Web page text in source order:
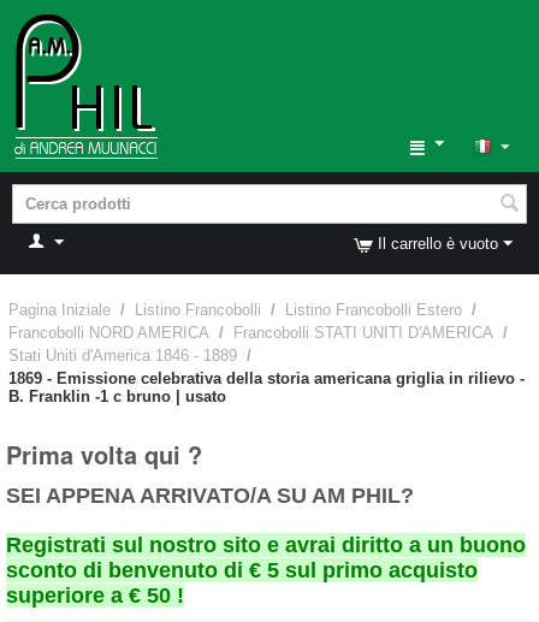
Il carrello è vuoto
Pagina Iniziale / Listino Francobolli / Listino Francobolli Estero /
Francobolli NORD AMERICA / Francobolli STATI UNITI D'AMERICA /
Stati Uniti d'America 1846 - 1889 /
1869 - Emissione celebrativa della storia americana griglia in rilievo -
B. Franklin -1 c bruno | usato
Prima volta qui ?
SEI APPENA ARRIVATO/A SU AM PHIL?
Registrati sul nostro sito e avrai diritto a un buono
sconto di benvenuto di € 5 sul primo acquisto
superiore a € 50 !